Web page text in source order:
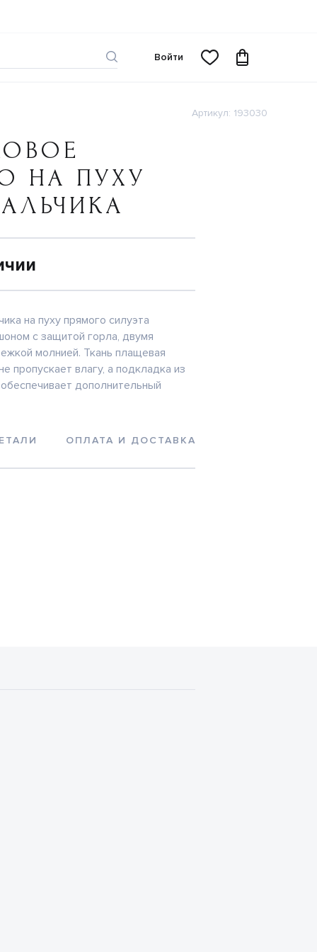
Войти
Артикул: 193030
НА ПУХУ
на пуху прямого силуэта
с защитой горла, двумя
молнией. Ткань плащевая
пропускает влагу, а подкладка из
дополнительный
ОПЛАТА И ДОСТАВКА